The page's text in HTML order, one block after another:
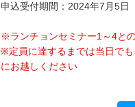
申込受付期間：2024年7月5日
※ランチョンセミナー1～4と
※定員に達するまでは当日で
にお越しください